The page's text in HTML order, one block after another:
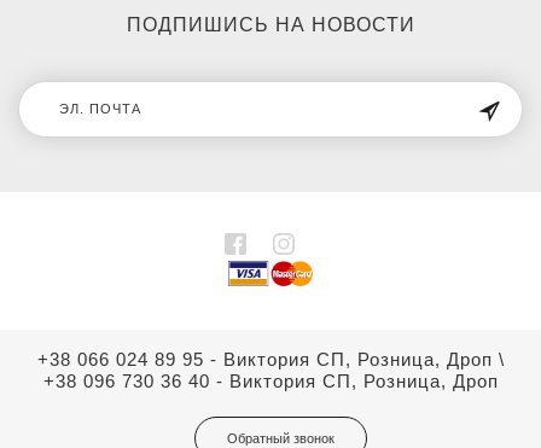
ПОДПИШИСЬ НА НОВОСТИ
+38 066 024 89 95 - Виктория СП, Розница, Дроп \
+38 096 730 36 40 - Виктория СП, Розница, Дроп
Обратный звонок